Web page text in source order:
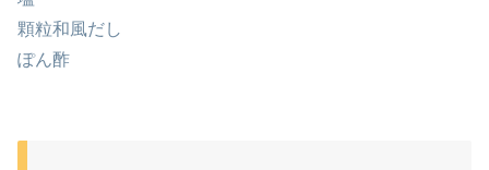
顆粒和風だし
ぽん酢